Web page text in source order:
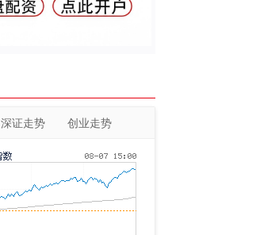
深证走势 创业走势